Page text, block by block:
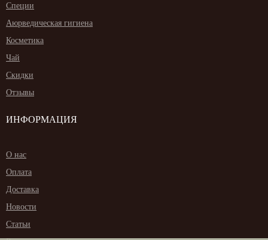
Специи
Аюрведическая гигиена
Косметика
Чай
Скидки
Отзывы
ИНФОРМАЦИЯ
О нас
Оплата
Доставка
Новости
Статьи